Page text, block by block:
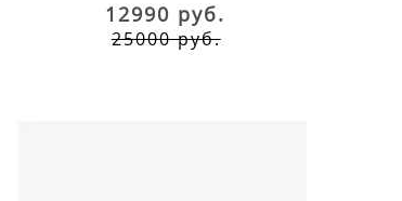
12990 руб.
25000 руб.